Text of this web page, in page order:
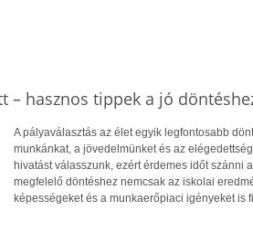
– hasznos tippek a jó
A pályaválasztás az élet egyik legfontosabb
munkánkat, a jövedelmünket és az
hivatást válasszunk, ezért érdemes időt szánni
megfelelő döntéshez nemcsak az iskolai
képességeket és a munkaerőpiaci igényeket is